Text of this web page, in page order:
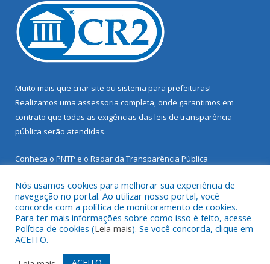
Muito mais que criar site ou sistema para prefeituras!
Realizamos uma assessoria completa, onde garantimos em
contrato que todas as exigências das leis de transparência
pública serão atendidas.
Conheça o PNTP e o Radar da Transparência Pública
Todos os direitos reservados a Prefeitura Municipal de Santarém
Novo.
Mapa do Site Acessar Área Administrativa
Nós usamos cookies para melhorar sua experiência de
navegação no portal. Ao utilizar nosso portal, você
concorda com a política de monitoramento de cookies.
Para ter mais informações sobre como isso é feito, acesse
Política de cookies (Leia mais). Se você concorda, clique em
ACEITO.